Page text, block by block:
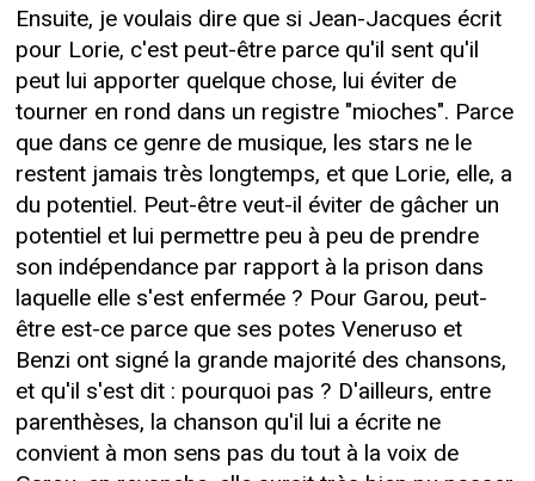
Ensuite, je voulais dire que si Jean-Jacques écrit
pour Lorie, c'est peut-être parce qu'il sent qu'il
peut lui apporter quelque chose, lui éviter de
tourner en rond dans un registre "mioches". Parce
que dans ce genre de musique, les stars ne le
restent jamais très longtemps, et que Lorie, elle, a
du potentiel. Peut-être veut-il éviter de gâcher un
potentiel et lui permettre peu à peu de prendre
son indépendance par rapport à la prison dans
laquelle elle s'est enfermée ? Pour Garou, peut-
être est-ce parce que ses potes Veneruso et
Benzi ont signé la grande majorité des chansons,
et qu'il s'est dit : pourquoi pas ? D'ailleurs, entre
parenthèses, la chanson qu'il lui a écrite ne
convient à mon sens pas du tout à la voix de